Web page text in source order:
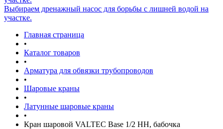
Выбираем дренажный насос для борьбы с лишней водой на
участке.
Главная страница
•
Каталог товаров
•
Арматура для обвязки трубопроводов
•
Шаровые краны
•
Латунные шаровые краны
•
Кран шаровой VALTEC Base 1/2 НН, бабочка